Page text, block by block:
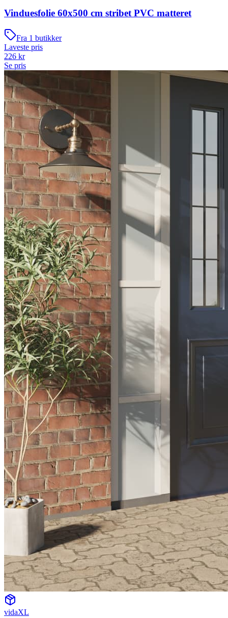
Vinduesfolie 60x500 cm stribet PVC matteret
Fra 1 butikker
Laveste pris
226 kr
Se pris
vidaXL